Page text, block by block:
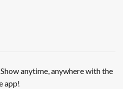
anytime, anywhere with the
app!